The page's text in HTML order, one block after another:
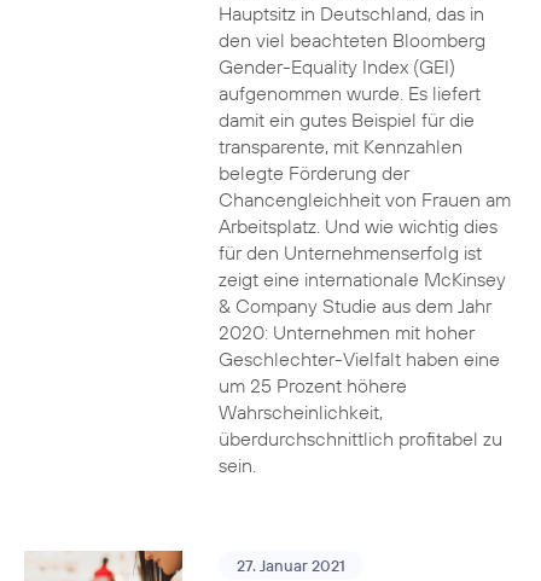
Hauptsitz in Deutschland, das in
den viel beachteten Bloomberg
Gender-Equality Index (GEI)
aufgenommen wurde. Es liefert
damit ein gutes Beispiel für die
transparente, mit Kennzahlen
belegte Förderung der
Chancengleichheit von Frauen am
Arbeitsplatz. Und wie wichtig dies
für den Unternehmenserfolg ist
zeigt eine internationale McKinsey
& Company Studie aus dem Jahr
2020: Unternehmen mit hoher
Geschlechter-Vielfalt haben eine
um 25 Prozent höhere
Wahrscheinlichkeit,
überdurchschnittlich profitabel zu
sein.
27. Januar 2021